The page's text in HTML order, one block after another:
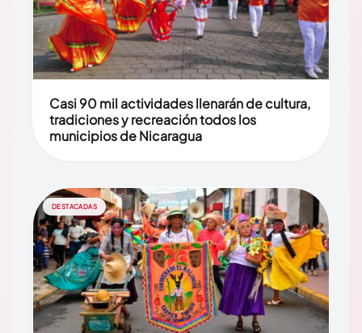
Casi 90 mil actividades llenarán de cultura,
tradiciones y recreación todos los
municipios de Nicaragua
DESTACADAS